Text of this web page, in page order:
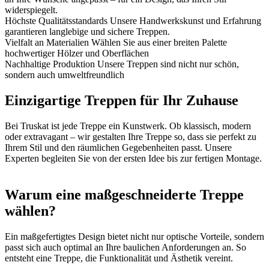
widerspiegelt.
Höchste Qualitätsstandards Unsere Handwerkskunst und Erfahrung
garantieren langlebige und sichere Treppen.
Vielfalt an Materialien Wählen Sie aus einer breiten Palette
hochwertiger Hölzer und Oberflächen
Nachhaltige Produktion Unsere Treppen sind nicht nur schön,
sondern auch umweltfreundlich
Einzigartige Treppen für Ihr Zuhause
Bei Truskat ist jede Treppe ein Kunstwerk. Ob klassisch, modern
oder extravagant – wir gestalten Ihre Treppe so, dass sie perfekt zu
Ihrem Stil und den räumlichen Gegebenheiten passt. Unsere
Experten begleiten Sie von der ersten Idee bis zur fertigen Montage.
Warum eine maßgeschneiderte Treppe
wählen?
Ein maßgefertigtes Design bietet nicht nur optische Vorteile, sondern
passt sich auch optimal an Ihre baulichen Anforderungen an. So
entsteht eine Treppe, die Funktionalität und Ästhetik vereint.